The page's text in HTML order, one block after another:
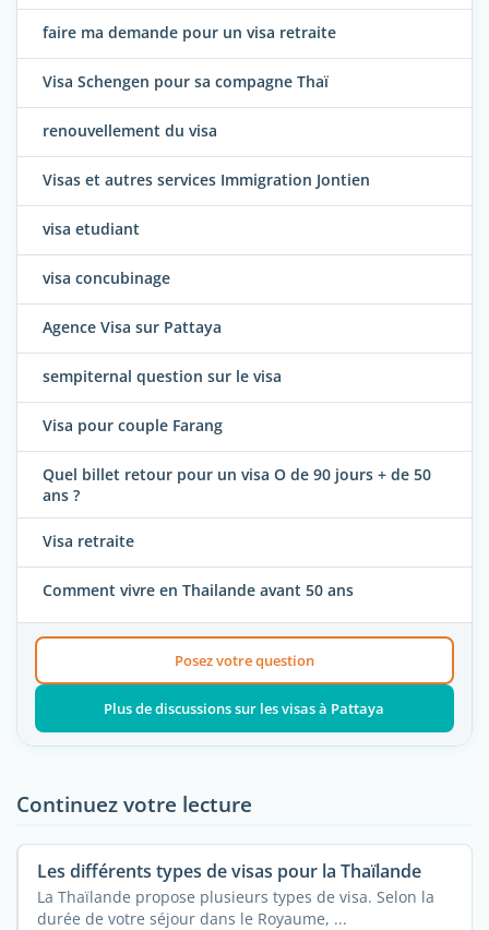
faire ma demande pour un visa retraite
Visa Schengen pour sa compagne Thaï
renouvellement du visa
Visas et autres services Immigration Jontien
visa etudiant
visa concubinage
Agence Visa sur Pattaya
sempiternal question sur le visa
Visa pour couple Farang
Quel billet retour pour un visa O de 90 jours + de 50
ans ?
Visa retraite
Comment vivre en Thailande avant 50 ans
Posez votre question
Plus de discussions sur les visas à Pattaya
Continuez votre lecture
Les différents types de visas pour la Thaïlande
La Thaïlande propose plusieurs types de visa. Selon la
durée de votre séjour dans le Royaume, ...